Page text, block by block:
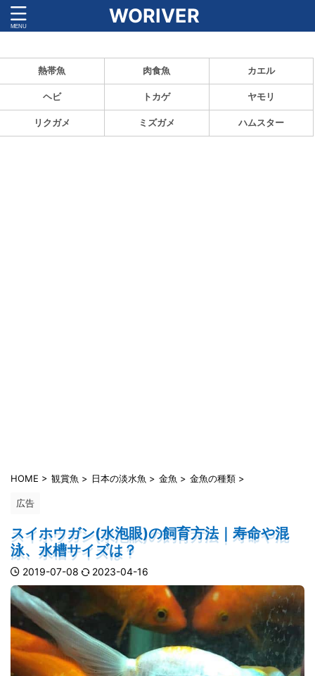
WORIVER
熱帯魚 肉食魚 カエル
ヘビ トカゲ ヤモリ
リクガメ ミズガメ ハムスター
HOME > 観賞魚 > 日本の淡水魚 > 金魚 > 金魚の種類 >
広告
スイホウガン(水泡眼)の飼育方法｜寿命や混
泳、水槽サイズは？
2019-07-08 2023-04-16